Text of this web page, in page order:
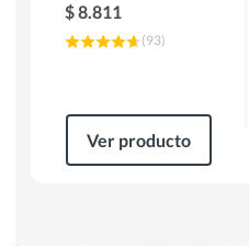
$8.811
(93)
Ver producto